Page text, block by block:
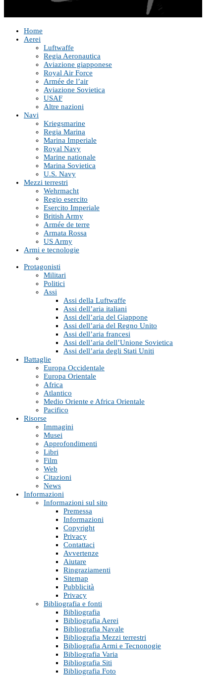
Home
Aerei
Luftwaffe
Regia Aeronautica
Aviazione giapponese
Royal Air Force
Armée de l’air
Aviazione Sovietica
USAF
Altre nazioni
Navi
Kriegsmarine
Regia Marina
Marina Imperiale
Royal Navy
Marine nationale
Marina Sovietica
U.S. Navy
Mezzi terrestri
Wehrmacht
Regio esercito
Esercito Imperiale
British Army
Armée de terre
Armata Rossa
US Army
Armi e tecnologie
Protagonisti
Militari
Politici
Assi
Assi della Luftwaffe
Assi dell’aria italiani
Assi dell’aria del Giappone
Assi dell’aria del Regno Unito
Assi dell’aria francesi
Assi dell’aria dell’Unione Sovietica
Assi dell’aria degli Stati Uniti
Battaglie
Europa Occidentale
Europa Orientale
Africa
Atlantico
Medio Oriente e Africa Orientale
Pacifico
Risorse
Immagini
Musei
Approfondimenti
Libri
Film
Web
Citazioni
News
Informazioni
Informazioni sul sito
Premessa
Informazioni
Copyright
Privacy
Contattaci
Avvertenze
Aiutare
Ringraziamenti
Sitemap
Pubblicità
Privacy
Bibliografia e fonti
Bibliografia
Bibliografia Aerei
Bibliografia Navale
Bibliografia Mezzi terrestri
Bibliografia Armi e Tecnonogie
Bibliografia Varia
Bibliografia Siti
Bibliografia Foto